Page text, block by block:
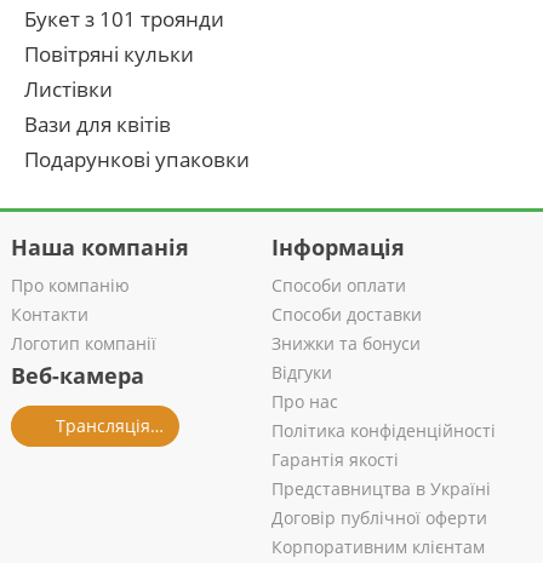
Букет з 101 троянди
Повітряні кульки
Листівки
Вази для квітів
Подарункові упаковки
Наша компанія
Про компанію
Контакти
Логотип компанії
Веб-камера
Трансляція із салону
Інформація
Способи оплати
Способи доставки
Знижки та бонуси
Відгуки
Про нас
Політика конфіденційності
Гарантія якості
Представництва в Україні
Договір публічної оферти
Корпоративним клієнтам